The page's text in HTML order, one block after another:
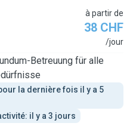
à partir de
38 CHF
/jour
Betreuung für alle
la dernière fois il y a 5
il y a 3 jours